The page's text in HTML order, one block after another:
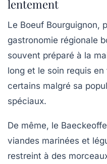
lentement
Le Boeuf Bourguignon,
gastronomie régionale
souvent préparé à la
long et le soin requis
certains malgré sa
spéciaux.
De même, le Baeckeoffe
viandes marinées et
restreint à des